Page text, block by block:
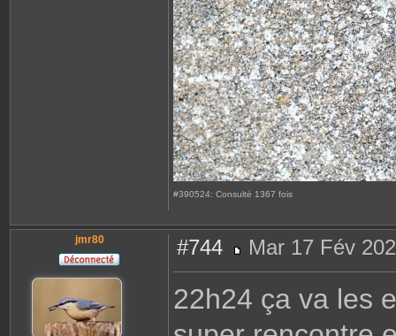
#390524: Consulté 1367 fois
jmr80 #744
e
s
a
Mar 17 Fév
22h24 ça va les